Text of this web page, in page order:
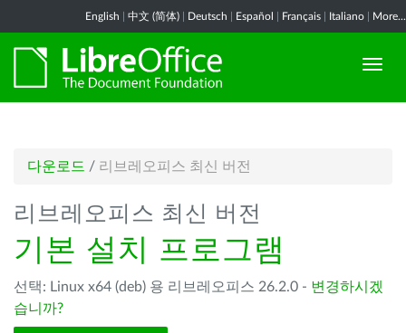
English 中文 (简体) Deutsch Español Français Italiano More...
다운로드 / 리브레오피스 최신 버전
리브레오피스 최신 버전
기본 설치 프로그램
선택: Linux x64 (deb) 용 리브레오피스 26.2.0 - 변경하시겠
습니까?